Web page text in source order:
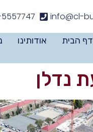
info@cl-
דף הבית אודותינו
נדלן